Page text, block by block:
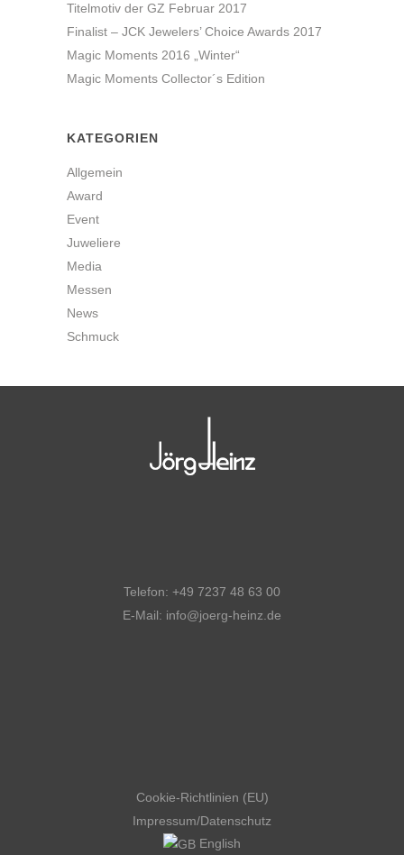
Titelmotiv der GZ Februar 2017
Finalist – JCK Jewelers’ Choice Awards 2017
Magic Moments 2016 „Winter“
Magic Moments Collector´s Edition
KATEGORIEN
Allgemein
Award
Event
Juweliere
Media
Messen
News
Schmuck
Telefon: +49 7237 48 63 00
E-Mail: info@joerg-heinz.de
Cookie-Richtlinien (EU)
Impressum/Datenschutz
English